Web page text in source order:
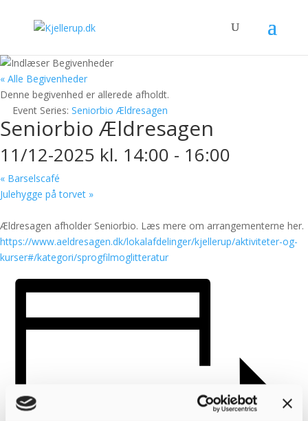
« Alle Begivenheder
Denne begivenhed er allerede afholdt.
Event Series: Seniorbio Ældresagen
Seniorbio Ældresagen
11/12-2025 kl. 14:00 - 16:00
« Barselscafé
Julehygge på torvet »
Ældresagen afholder Seniorbio. Læs mere om arrangementerne her.
https://www.aeldresagen.dk/lokalafdelinger/kjellerup/aktiviteter-og-
kurser#/kategori/sprogfilmoglitteratur